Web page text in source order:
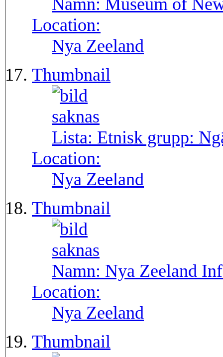
Namn: Museum of
Location:
Nya Zeeland
Thumbnail
Lista: Etnisk grupp:
Location:
Nya Zeeland
Thumbnail
Namn: Nya Zeeland
Location:
Nya Zeeland
Thumbnail